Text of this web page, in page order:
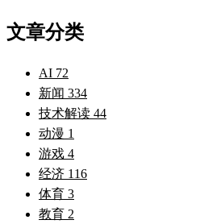
文章分类
AI 72
新闻 334
技术解读 44
动漫 1
游戏 4
经济 116
体育 3
教育 2